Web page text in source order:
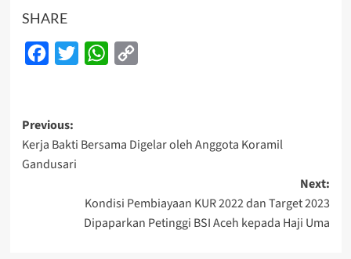
SHARE
Facebook
Twitter WhatsApp
Post
navigation
Previous:
Kerja Bakti Bersama Digelar oleh Anggota Koramil
Gandusari
Next:
Kondisi Pembiayaan KUR 2022 dan Target 2023
Dipaparkan Petinggi BSI Aceh kepada Haji Uma